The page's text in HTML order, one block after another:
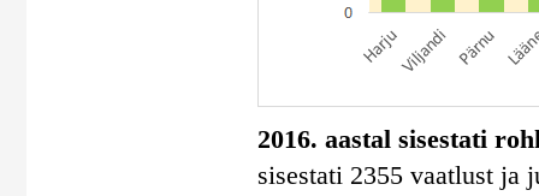
2016. aastal sisestati
sisestati 2355 vaatlust ja